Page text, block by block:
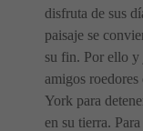
disfruta de sus
paisaje se
su fin. Por ello y
amigos
York para
en su tierra.